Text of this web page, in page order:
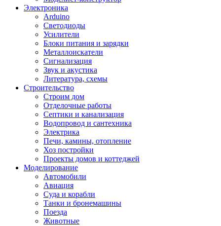
Электроника
Arduino
Светодиоды
Усилители
Блоки питания и зарядки
Металлоискатели
Сигнализация
Звук и акустика
Литература, схемы
Строительство
Строим дом
Отделочные работы
Септики и канализация
Водопровод и сантехника
Электрика
Печи, камины, отопление
Хоз постройки
Проекты домов и коттеджей
Моделирование
Автомобили
Авиация
Суда и корабли
Танки и бронемашины
Поезда
Животные